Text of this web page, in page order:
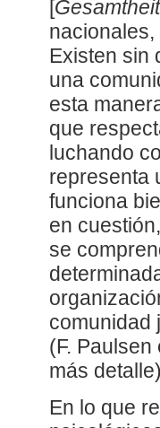
[Gesamtheit
Existen sin
una
esta
que
luchando
representa
funciona
en
se
comunidad
(F. Paulsen
más
En lo que